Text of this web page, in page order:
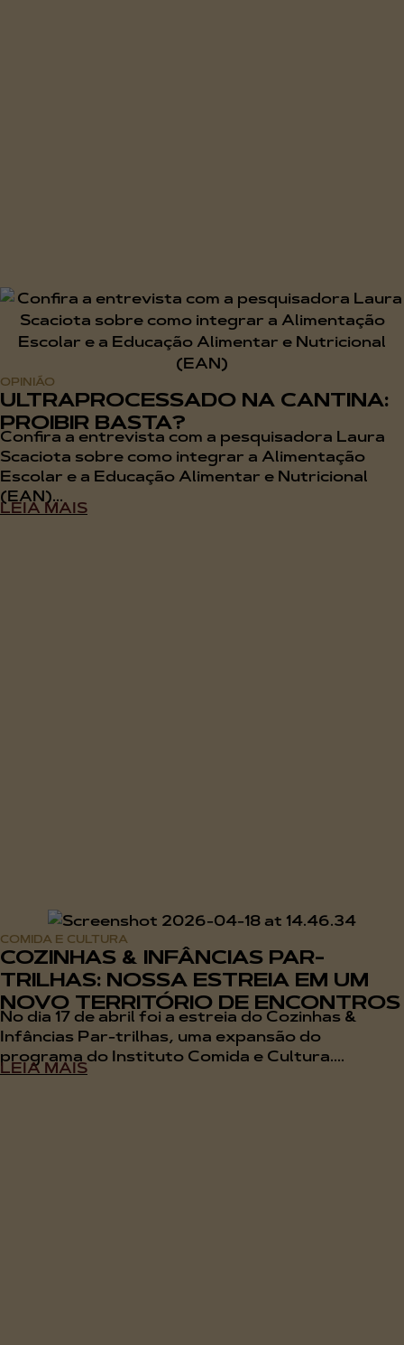
OPINIÃO
ULTRAPROCESSADO NA CANTINA:
PROIBIR BASTA?
Confira a entrevista com a pesquisadora Laura
Scaciota sobre como integrar a Alimentação
Escolar e a Educação Alimentar e Nutricional
(EAN)...
LEIA MAIS
COMIDA E CULTURA
COZINHAS & INFÂNCIAS PAR-
TRILHAS: NOSSA ESTREIA EM UM
NOVO TERRITÓRIO DE ENCONTROS
No dia 17 de abril foi a estreia do Cozinhas &
Infâncias Par-trilhas, uma expansão do
programa do Instituto Comida e Cultura....
LEIA MAIS